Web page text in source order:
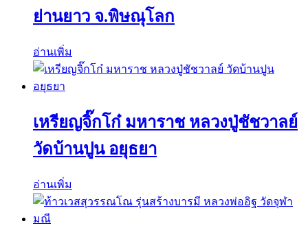
ย่านยาว จ.พิษณุโลก
อ่านเพิ่ม
เหรียญจิ๊กโก๋ มหาราช หลวงปู่ชัชวาลย์
วัดบ้านปูน อยุธยา
อ่านเพิ่ม